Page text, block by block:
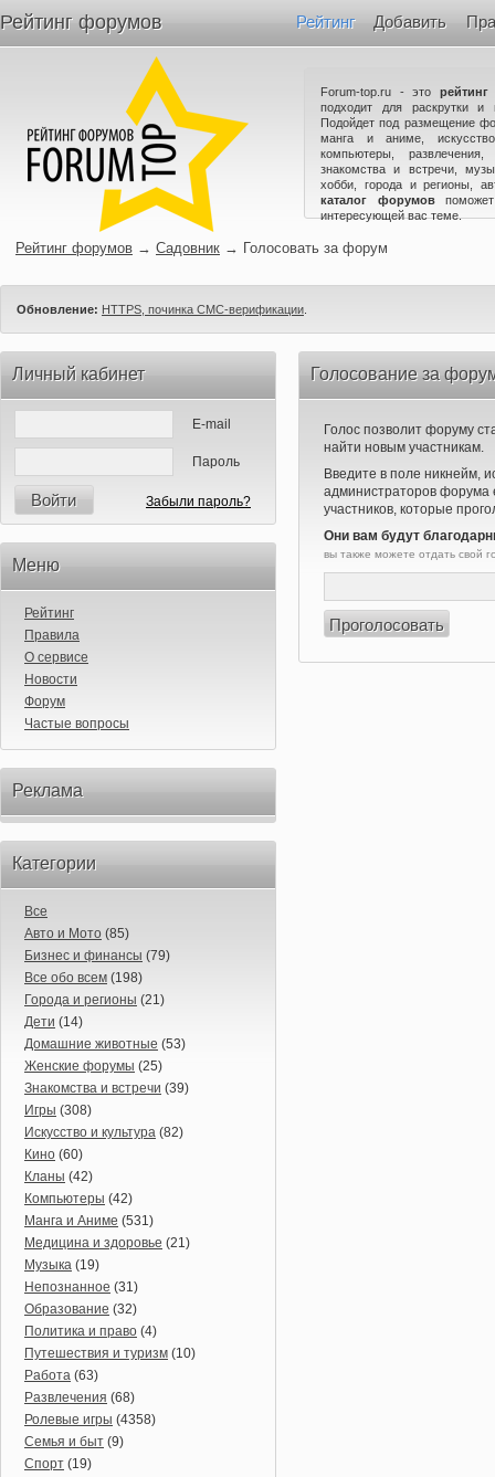
Рейтинг форумов Рейтинг Добавить
Forum-top.ru - это
подходит для раскрутки и
Подойдет под размещение
манга и аниме,
компьютеры,
знакомства и встречи,
хобби, города и регионы,
каталог форумов
интересующей вас теме.
Рейтинг форумов → Садовник → Голосовать за форум
Обновление: HTTPS, починка СМС-верификации
Личный кабинет
E-mail
Пароль
Войти Забыли пароль?
Меню
Рейтинг
Правила
О сервисе
Новости
Форум
Частые вопросы
Реклама
Категории
Все
Авто и Мото (85)
Бизнес и финансы (79)
Все обо всем (198)
Города и регионы (21)
Дети (14)
Домашние животные (53)
Женские форумы (25)
Знакомства и встречи (39)
Игры (308)
Искусство и культура (82)
Кино (60)
Кланы (42)
Компьютеры (42)
Манга и Аниме (531)
Медицина и здоровье (21)
Музыка (19)
Непознанное (31)
Образование (32)
Политика и право (4)
Путешествия и туризм (10)
Работа (63)
Развлечения (68)
Ролевые игры (4358)
Семья и быт (9)
Спорт (19)
Голосование за
Голос позволит форуму
найти новым участникам.
Введите в поле никнейм,
администраторов форума
участников, которые
Они вам будут
вы также можете отдать свой